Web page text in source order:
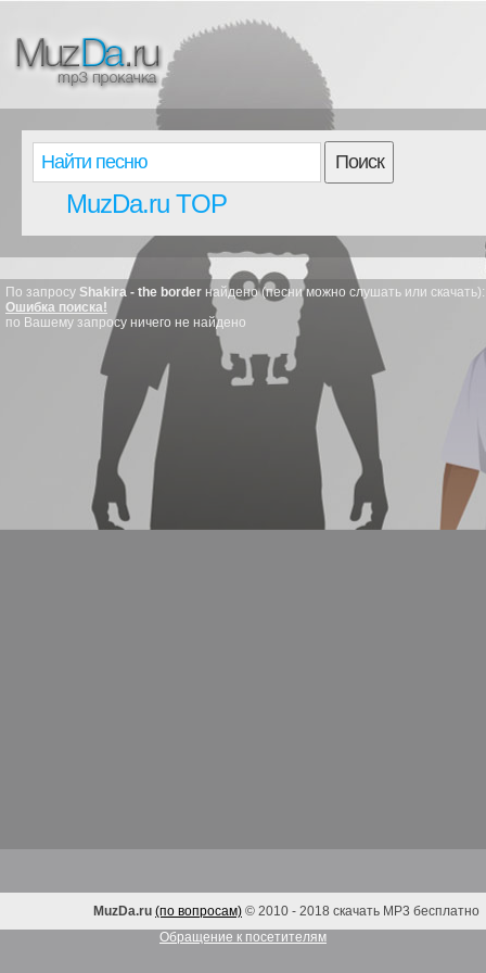
Поиск
MuzDa.ru TOP
По запросу Shakira - the border найдено (песни можно слушать или скачать):
Ошибка поиска!
по Вашему запросу ничего не найдено
MuzDa.ru (по вопросам) © 2010 - 2018 скачать MP3 бесплатно
Обращение к посетителям